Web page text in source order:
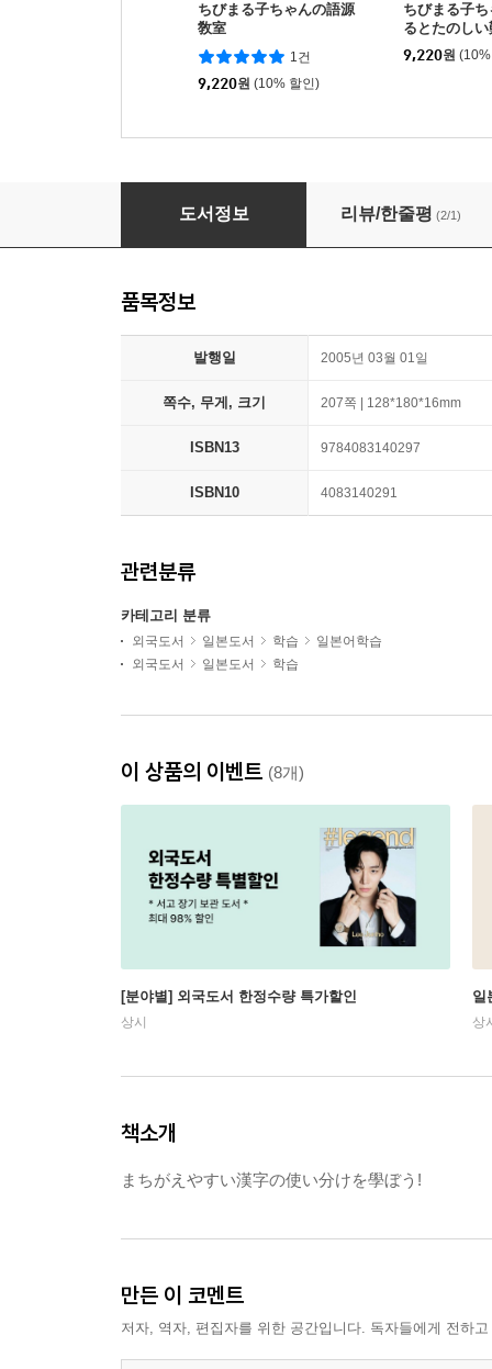
ちびまる子ちゃんの語源
敎室
1건
9,220원 (10% 할인)
ちびまる子
るとたのし
室
9,220원
ちびまる子ちゃんの似たもの漢字使い分け敎室
도서정보 리뷰/한줄평 (2/1)
품목정보
발행일 2005년 03월 01일
쪽수, 무게, 크기 207쪽 | 128*180*16mm
ISBN13 9784083140297
ISBN10 4083140291
관련분류
카테고리 분류
외국도서 일본도서 학습
일본어학습
외국도서
일본도서 학습
이 상품의 이벤트 (8개)
[분야별] 외국도서 한정수량 특가할인
상시
일
상
책소개
まちがえやすい漢字の使い分けを學ぼう!
만든 이 코멘트
저자, 역자, 편집자를 위한 공간입니다. 독자들에게 전하